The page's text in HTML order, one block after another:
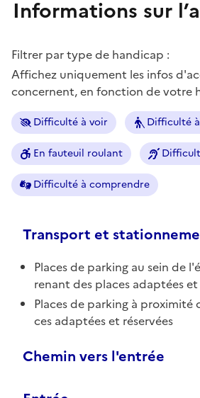
Informations sur
Filtrer par type de handicap :
Affichez uniquement les infos
concernent, en fonction de votre
Difficulté à voir Difficulté
En fauteuil roulant
Difficulté à comprendre
Transport et
Places de parking au sein de
renant des places adaptées et
Places de parking à
ces adaptées et réservées
Chemin vers l'entrée